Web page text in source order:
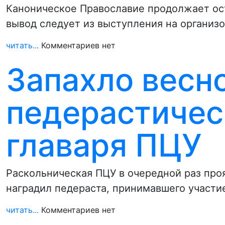
Каноническое Православие продолжает
вывод следует из выступления на
читать... Комментариев нет
Запахло
главаря ПЦУ
Раскольническая ПЦУ в очередной раз
наградил педераста, принимавшего
читать... Комментариев нет